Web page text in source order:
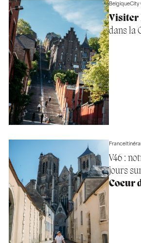
BelgiqueCity
Visiter
dans la
France
V46 :
jours
Coeur